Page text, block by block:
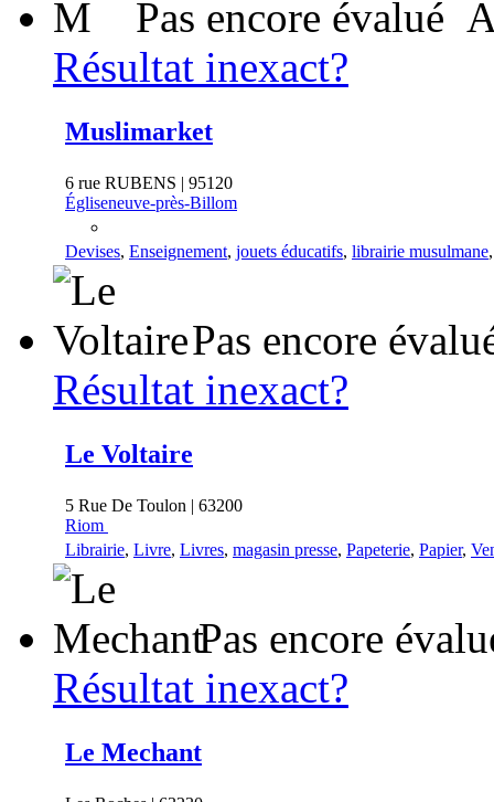
M Pas encore évalué
Résultat inexact?
Muslimarket
6 rue RUBENS | 95120
Égliseneuve-près-Billom
Devises, Enseignement, jouets éducatifs, librairie musulmane
Pas encore
Résultat inexact?
Le Voltaire
5 Rue De Toulon | 63200
Riom
Librairie, Livre, Livres, magasin presse, Papeterie, Papier,
Pas encore
Résultat inexact?
Le Mechant